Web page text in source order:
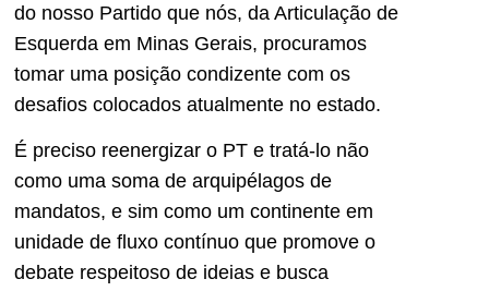
do nosso Partido que nós, da Articulação de
Esquerda em Minas Gerais, procuramos
tomar uma posição condizente com os
desafios colocados atualmente no estado.
É preciso reenergizar o PT e tratá-lo não
como uma soma de arquipélagos de
mandatos, e sim como um continente em
unidade de fluxo contínuo que promove o
debate respeitoso de ideias e busca